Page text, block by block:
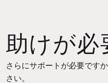
助けが必
さらにサポートが必要です
さい。